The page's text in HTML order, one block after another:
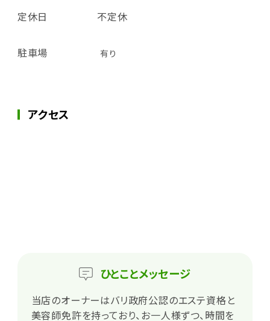
定休日 不定休
駐車場 有り
アクセス
ひとことメッセージ
当店のオーナーはバリ政府公認のエステ資格と
美容師免許を持っており、お一人様ずつ、時間を